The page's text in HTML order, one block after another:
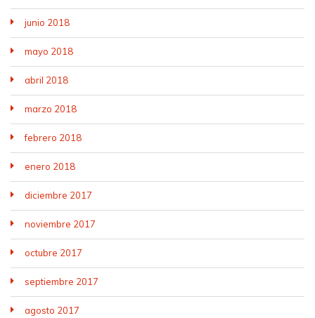
junio 2018
mayo 2018
abril 2018
marzo 2018
febrero 2018
enero 2018
diciembre 2017
noviembre 2017
octubre 2017
septiembre 2017
agosto 2017